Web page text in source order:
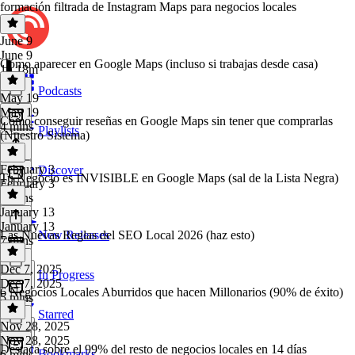
Podcasts
Playlists
Discover
New Releases
In Progress
Starred
formación filtrada de Instagram Maps para negocios locales
June 9
June 9
1h 18m
Cómo aparecer en Google Maps (incluso si trabajas desde casa)
May 19
May 19
4 mins
Cómo conseguir reseñas en Google Maps sin tener que comprarlas
(Nuestro Sistema)
February 3
February 3
4 mins
Tu Negocio es INVISIBLE en Google Maps (sal de la Lista Negra)
January 13
January 13
7 mins
Las Nuevas Reglas del SEO Local 2026 (haz esto)
Dec 7, 2025
Dec 7, 2025
5 mins
6 Negocios Locales Aburridos que hacen Millonarios (90% de éxito)
Nov 28, 2025
Nov 28, 2025
Destaca sobre el 99% del resto de negocios locales en 14 días